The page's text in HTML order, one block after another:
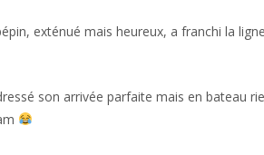
exténué mais heureux, a franchi la
son arrivée parfaite mais en bateau